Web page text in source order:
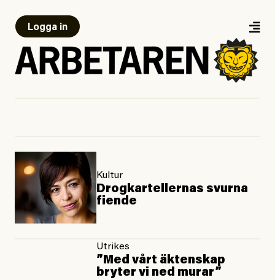
Logga in
Kultur
Drogkartellernas svurna
fiende
Utrikes
”Med vårt äktenskap
bryter vi ned murar”